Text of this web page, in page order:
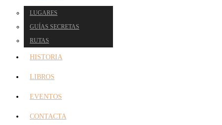
LUGARES
GUÍAS SECRETAS
RUTAS
HISTORIA
LIBROS
EVENTOS
CONTACTA